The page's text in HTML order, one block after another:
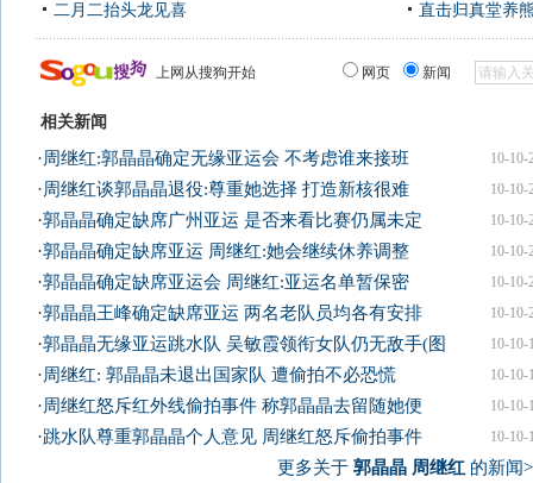
二月二抬头龙见喜 直击归真堂养
上网从搜狗开始 网页 新闻
相关新闻
10-10-
·周继红:郭晶晶确定无缘亚运会 不考虑谁来接班
10-10-
·周继红谈郭晶晶退役:尊重她选择 打造新核很难
10-10-
·郭晶晶确定缺席广州亚运 是否来看比赛仍属未定
10-10-
·郭晶晶确定缺席亚运 周继红:她会继续休养调整
10-10-
·郭晶晶确定缺席亚运会 周继红:亚运名单暂保密
10-10-
·郭晶晶王峰确定缺席亚运 两名老队员均各有安排
10-10-
·郭晶晶无缘亚运跳水队 吴敏霞领衔女队仍无敌手(图
10-10-
·周继红: 郭晶晶未退出国家队 遭偷拍不必恐慌
10-10-
·周继红怒斥红外线偷拍事件 称郭晶晶去留随她便
10-10-
·跳水队尊重郭晶晶个人意见 周继红怒斥偷拍事件
更多关于 郭晶晶 周继红的新闻